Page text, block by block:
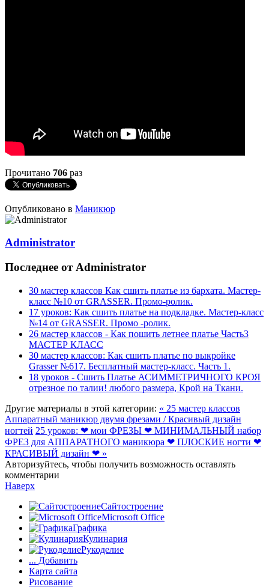
Прочитано 706 раз
Опубликовано в Маникюр
Administrator
Последнее от Administrator
30 мастер классов Как сшить платье из бархата. Мастер-
класс №10 от GRASSER. Промо-ролик.
17 уроков: Как сшить платье на подкладке. Мастер-класс
№14 от GRASSER. Промо -ролик.
26 мастер классов - Как пошить летнее платье Часть3
МАСТЕР КЛАСС
30 мастер классов: Как сшить платье по выкройке
Grasser №617. Бесплатный мастер-класс. Часть 1.
18 уроков - Сшить Платье АСИММЕТРИЧНОГО КРОЯ
отрезное по талии! любого размера, Крой на Ткани.
Другие материалы в этой категории: « 25 мастер классов
Аппаратный маникюр двумя фрезами / Красивый дизайн
ногтей 25 уроков: ❤ мои ФРЕЗЫ ❤ МИНИМАЛЬНЫЙ набор
ФРЕЗ для АППАРАТНОГО маникюра ❤ ПЛОСКИЕ ногти ❤
КРАСИВЫЙ дизайн ❤ »
Авторизуйтесь, чтобы получить возможность оставлять
комментарии
Наверх
Сайтостроение
Microsoft Office
Графика
Кулинария
Рукоделие
... Добавить
Карта сайта
Рисование